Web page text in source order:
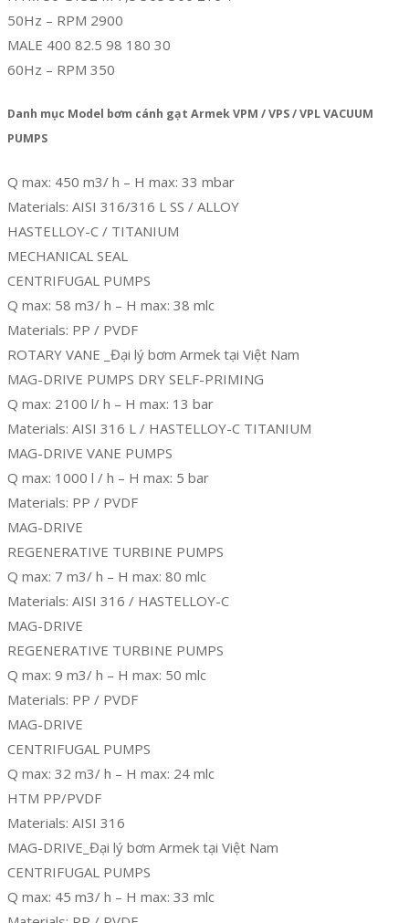
50Hz – RPM 2900
MALE 400 82.5 98 180 30
60Hz – RPM 350
Danh mục Model bơm cánh gạt Armek VPM / VPS / VPL VACUUM
PUMPS
Q max: 450 m3/ h – H max: 33 mbar
Materials: AISI 316/316 L SS / ALLOY
HASTELLOY-C / TITANIUM
MECHANICAL SEAL
CENTRIFUGAL PUMPS
Q max: 58 m3/ h – H max: 38 mlc
Materials: PP / PVDF
ROTARY VANE _Đại lý bơm Armek tại Việt Nam
MAG-DRIVE PUMPS DRY SELF-PRIMING
Q max: 2100 l/ h – H max: 13 bar
Materials: AISI 316 L / HASTELLOY-C TITANIUM
MAG-DRIVE VANE PUMPS
Q max: 1000 l / h – H max: 5 bar
Materials: PP / PVDF
MAG-DRIVE
REGENERATIVE TURBINE PUMPS
Q max: 7 m3/ h – H max: 80 mlc
Materials: AISI 316 / HASTELLOY-C
MAG-DRIVE
REGENERATIVE TURBINE PUMPS
Q max: 9 m3/ h – H max: 50 mlc
Materials: PP / PVDF
MAG-DRIVE
CENTRIFUGAL PUMPS
Q max: 32 m3/ h – H max: 24 mlc
HTM PP/PVDF
Materials: AISI 316
MAG-DRIVE_Đại lý bơm Armek tại Việt Nam
CENTRIFUGAL PUMPS
Q max: 45 m3/ h – H max: 33 mlc